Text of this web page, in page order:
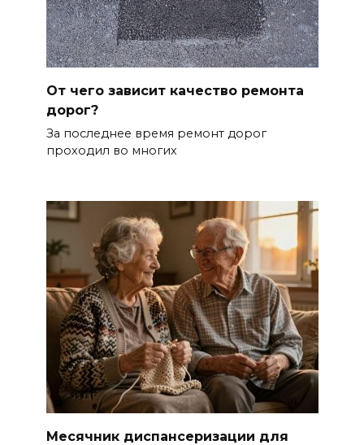
От чего зависит качество ремонта
дорог?
За последнее время ремонт дорог
проходил во многих
Месячник диспансеризации для